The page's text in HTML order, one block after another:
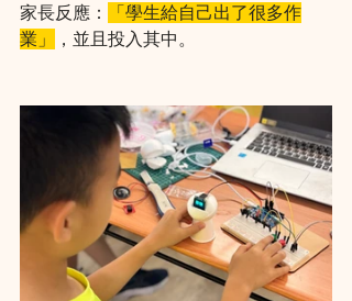
家長反應：
「學生給自己出了很多作
業」
，並且投入其中。